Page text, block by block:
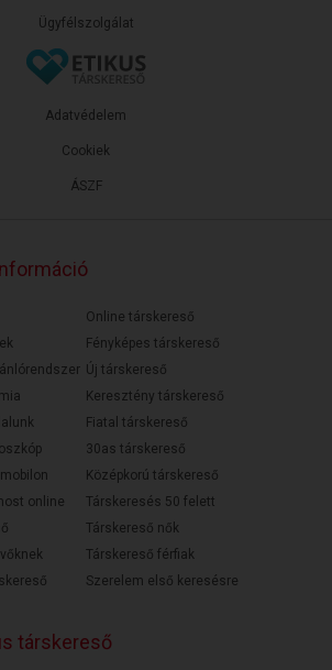
Ügyfélszolgálat
ÁSZF
Adatvédelem
Cookiek
online
Online társkereső
Fényképes társkereső
Új társkereső
Keresztény társkereső
Fiatal társkereső
30as társkereső
Középkorú társkereső
Társkeresés 50 felett
Társkereső nők
Társkereső férfiak
Szerelem első keresésre
társkereső